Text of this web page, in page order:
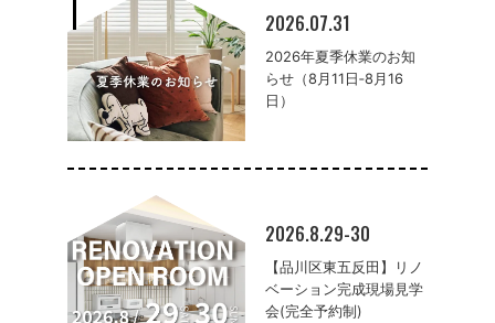
2026.07.31
2026年夏季休業のお知
らせ（8月11日‐8月16
日）
2026.8.29-30
【品川区東五反田】リノ
ベーション完成現場見学
会(完全予約制)